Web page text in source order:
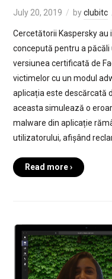
July 20, 2019 byclubitc
Cercetătorii Kaspersky
concepută pentru a
versiunea certificată de
victimelor cu un modul
aplicația este descărcată
aceasta simulează o
malware din aplicație
utilizatorului, afișând
Read more ›